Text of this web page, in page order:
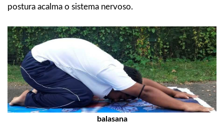
postura acalma o sistema nervoso.
balasana